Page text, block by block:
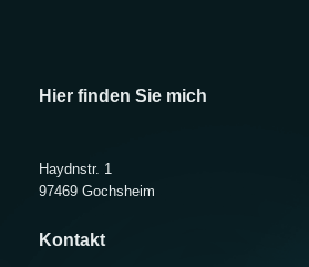
Hier finden Sie mich
Haydnstr. 1
97469 Gochsheim
Kontakt